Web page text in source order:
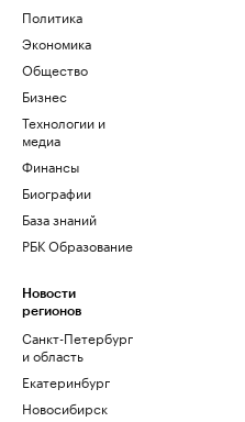
Политика
Экономика
Общество
Бизнес
Технологии и
медиа
Финансы
Биографии
База знаний
РБК Образование
Новости
регионов
Санкт-Петербург
и область
Екатеринбург
Новосибирск